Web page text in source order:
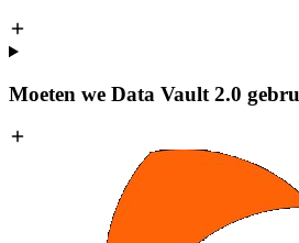
Moeten we Data Vault 2.0